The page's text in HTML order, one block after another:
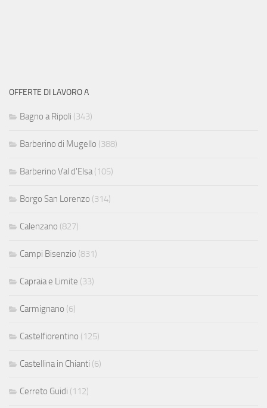
OFFERTE DI LAVORO A
Bagno a Ripoli (343)
Barberino di Mugello (388)
Barberino Val d'Elsa(105)
Borgo San Lorenzo (314)
Calenzano (827)
Campi Bisenzio (831)
Capraia e Limite (33)
Carmignano (6)
Castelfiorentino (125)
Castellina in Chianti (6)
Cerreto Guidi (112)